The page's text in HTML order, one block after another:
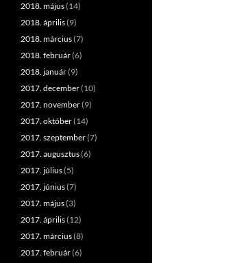
2018. május(14)
2018. április(9)
2018. március(7)
2018. február(6)
2018. január(9)
2017. december(10)
2017. november(9)
2017. október(14)
2017. szeptember(7)
2017. augusztus(6)
2017. július(5)
2017. június(7)
2017. május(3)
2017. április(12)
2017. március(8)
2017. február(6)